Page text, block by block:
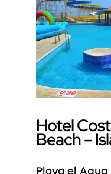
Hotel
Beach –
Playa el Agua